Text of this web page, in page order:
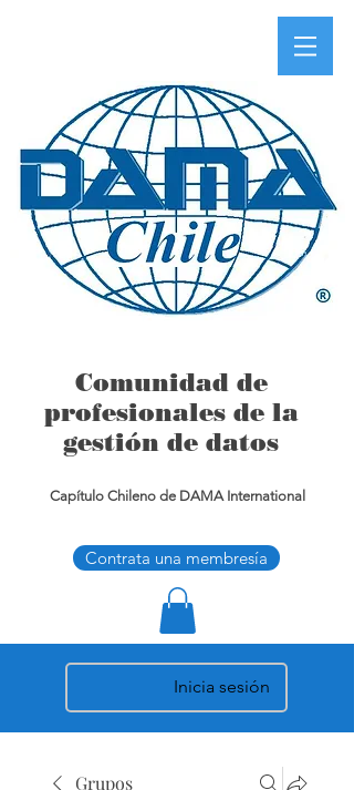
Comunidad de
profesionales de la
gestión de datos
Capítulo Chileno de DAMA International
Contrata una membresía
Inicia sesión
Grupos